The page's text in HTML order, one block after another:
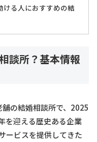
ける人におすすめの結
談所？基本情報
の結婚相談所で、2025
を迎える歴史ある企業
ービスを提供してきた